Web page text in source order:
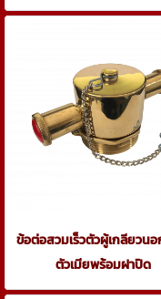
ข้อต่อสวมเร็วตัวผู้เกลียวน
ตัวเมียพร้อมฝาปิด